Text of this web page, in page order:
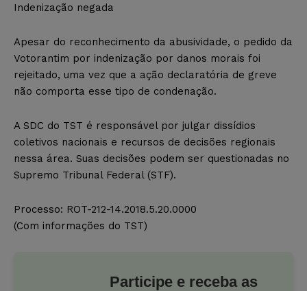
Indenização negada
Apesar do reconhecimento da abusividade, o pedido da
Votorantim por indenização por danos morais foi
rejeitado, uma vez que a ação declaratória de greve
não comporta esse tipo de condenação.
A SDC do TST é responsável por julgar dissídios
coletivos nacionais e recursos de decisões regionais
nessa área. Suas decisões podem ser questionadas no
Supremo Tribunal Federal (STF).
Processo: ROT-212-14.2018.5.20.0000
(Com informações do TST)
Participe e receba as